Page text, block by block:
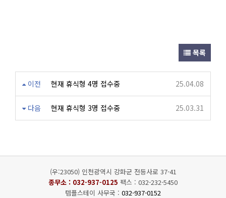
목록
이전 현재 휴식형 4명 접수중 25.04.08
다음 현재 휴식형 3명 접수중 25.03.31
(우:23050) 인천광역시 강화군 전등사로 37-41
종무소 : 032-937-0125 팩스 : 032-232-5450
템플스테이 사무국 : 032-937-0152